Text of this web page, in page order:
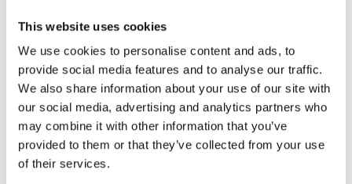
This website uses cookies
We use cookies to personalise content and ads, to
provide social media features and to analyse our traffic.
We also share information about your use of our site with
our social media, advertising and analytics partners who
may combine it with other information that you’ve
provided to them or that they’ve collected from your use
of their services.
vleugje elegantie a…Meer
Anderen kochten ook